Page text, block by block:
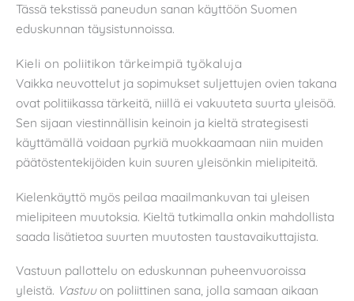
Tässä tekstissä paneudun sanan käyttöön Suomen
eduskunnan täysistunnoissa.
Kieli on poliitikon tärkeimpiä työkaluja
Vaikka neuvottelut ja sopimukset suljettujen ovien takana
ovat politiikassa tärkeitä, niillä ei vakuuteta suurta yleisöä.
Sen sijaan viestinnällisin keinoin ja kieltä strategisesti
käyttämällä voidaan pyrkiä muokkaamaan niin muiden
päätöstentekijöiden kuin suuren yleisönkin mielipiteitä.
Kielenkäyttö myös peilaa maailmankuvan tai yleisen
mielipiteen muutoksia. Kieltä tutkimalla onkin mahdollista
saada lisätietoa suurten muutosten taustavaikuttajista.
Vastuun pallottelu on eduskunnan puheenvuoroissa
yleistä. Vastuuon poliittinen sana, jolla samaan aikaan